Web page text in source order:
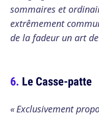
sommaires et
extrêmement
de la fadeur un art
Le Casse-patte
« Exclusivement